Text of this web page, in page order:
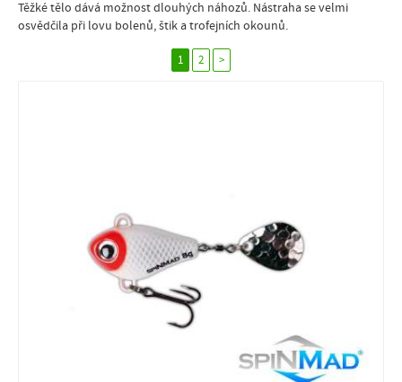
Těžké tělo dává možnost dlouhých náhozů. Nástraha se velmi
osvědčila při lovu bolenů, štik a trofejních okounů.
1 2 >